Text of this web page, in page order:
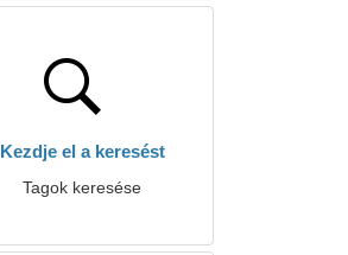
Kezdje el a keresést
Tagok keresése